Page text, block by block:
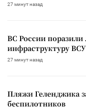
27 минут назад
ВС России
инфраструктуру ВСУ
27 минут назад
Пляжи Геленджика
беспилотников